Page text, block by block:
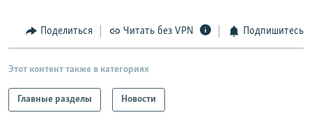
Поделиться Читать без VPN Подпишитесь
Этот контент также в категориях
Главные разделы Новости